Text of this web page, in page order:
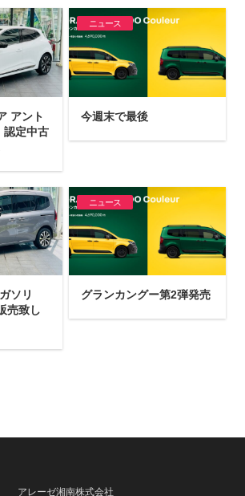
アント
定中古
ニュース
今週末で最後
ソリ
売致し
ニュース
グランカングー第2弾発売
アレーゼ湘南株式会社